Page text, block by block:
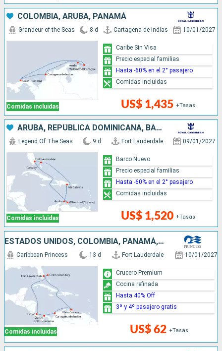
COLOMBIA, ARUBA, PANAMÁ
Comidas incluidas
Grandeur of the Seas 8 d Cartagena de Indias 10/01/2027
US$ 1,435 +Tasas
Caribe Sin Visa
Precio especial familias
Hasta -60% en el 2° pasajero
Comidas incluidas
ARUBA, REPÚBLICA DOMINICANA, BAHAMAS, ESTADOS UNIDOS
Comidas incluidas
Legend Of The Seas 9 d Fort Lauderdale 09/01/2027
US$ 1,520 +Tasas
Barco Nuevo
Precio especial familias
Hasta -60% en el 2° pasajero
Comidas incluidas
ESTADOS UNIDOS, COLOMBIA, PANAMÁ, COSTA RICA, BAHAMAS
Comidas incluidas
Caribbean Princess 13 d Fort Lauderdale 10/01/2027
US$ 62 +Tasas
Crucero Premium
Cocina refinada
Hasta 40% Off
3º y 4º pasajero gratis